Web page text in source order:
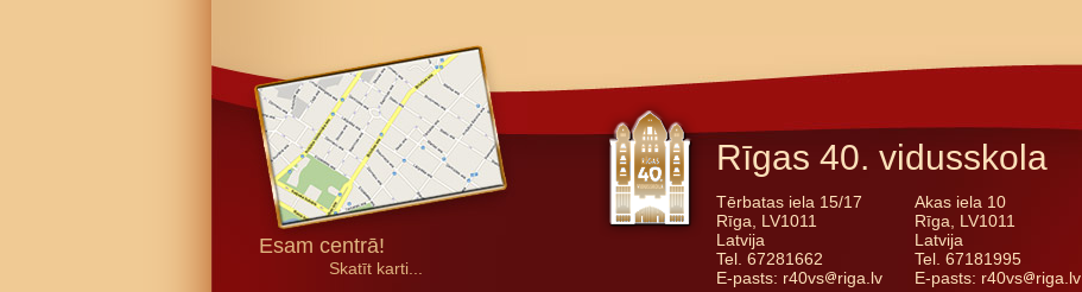
Esam centrā!
Skatīt karti...
Rīgas 40. vidusskola
Tērbatas iela 15/17
Rīga, LV1011
Latvija
Tel. 67281662
E-pasts: r40vs
riga.lv
Akas iela 10
Rīga, LV1011
Latvija
Tel. 67181995
E-pasts: r40vs
riga.lv